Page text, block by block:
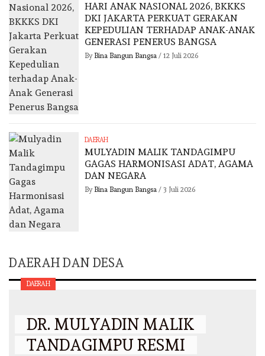
HARI ANAK NASIONAL 2026, BKKKS
DKI JAKARTA PERKUAT GERAKAN
KEPEDULIAN TERHADAP ANAK-ANAK
GENERASI PENERUS BANGSA
By Bina Bangun Bangsa/ 12 Juli 2026
DAERAH
MULYADIN MALIK TANDAGIMPU
GAGAS HARMONISASI ADAT, AGAMA
DAN NEGARA
By Bina Bangun Bangsa/ 3 Juli 2026
DAERAH DAN DESA
DAERAH
DR. MULYADIN MALIK
TANDAGIMPU RESMI